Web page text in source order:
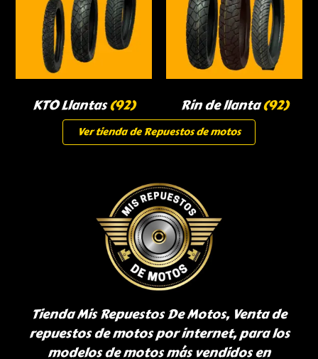
KTO Llantas(92) Rin de llanta(92)
Ver tienda de Repuestos de motos
Tienda Mis Repuestos De Motos, Venta de
repuestos de motos por internet, para los
modelos de motos más vendidos en